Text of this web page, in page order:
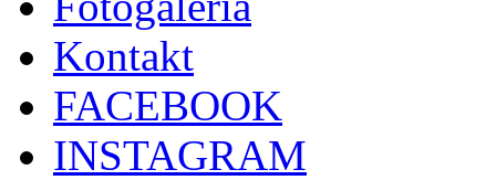
Kontakt
FACEBOOK
INSTAGRAM